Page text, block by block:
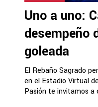
Uno a uno:
desempeño
goleada
El Rebaño Sagrado
en el Estadio Virtual
Pasión te invitamos a